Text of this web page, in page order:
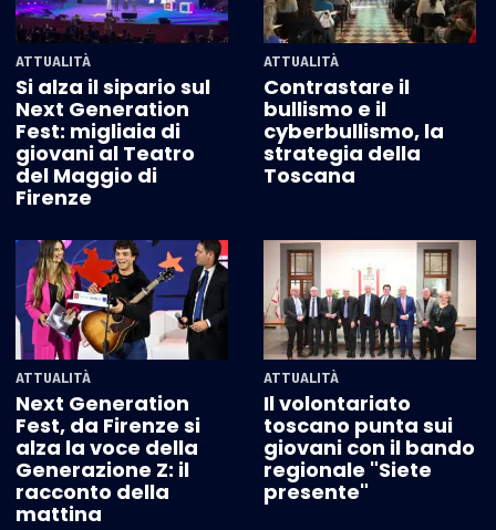
ATTUALITÀ
Si alza il sipario sul
Next Generation
Fest: migliaia di
giovani al Teatro
del Maggio di
Firenze
ATTUALITÀ
Contrastare il
bullismo e il
cyberbullismo, la
strategia della
Toscana
ATTUALITÀ
Next Generation
Fest, da Firenze si
alza la voce della
Generazione Z: il
racconto della
mattina
ATTUALITÀ
Il volontariato
toscano punta sui
giovani con il bando
regionale "Siete
presente"